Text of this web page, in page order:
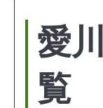
愛
覧